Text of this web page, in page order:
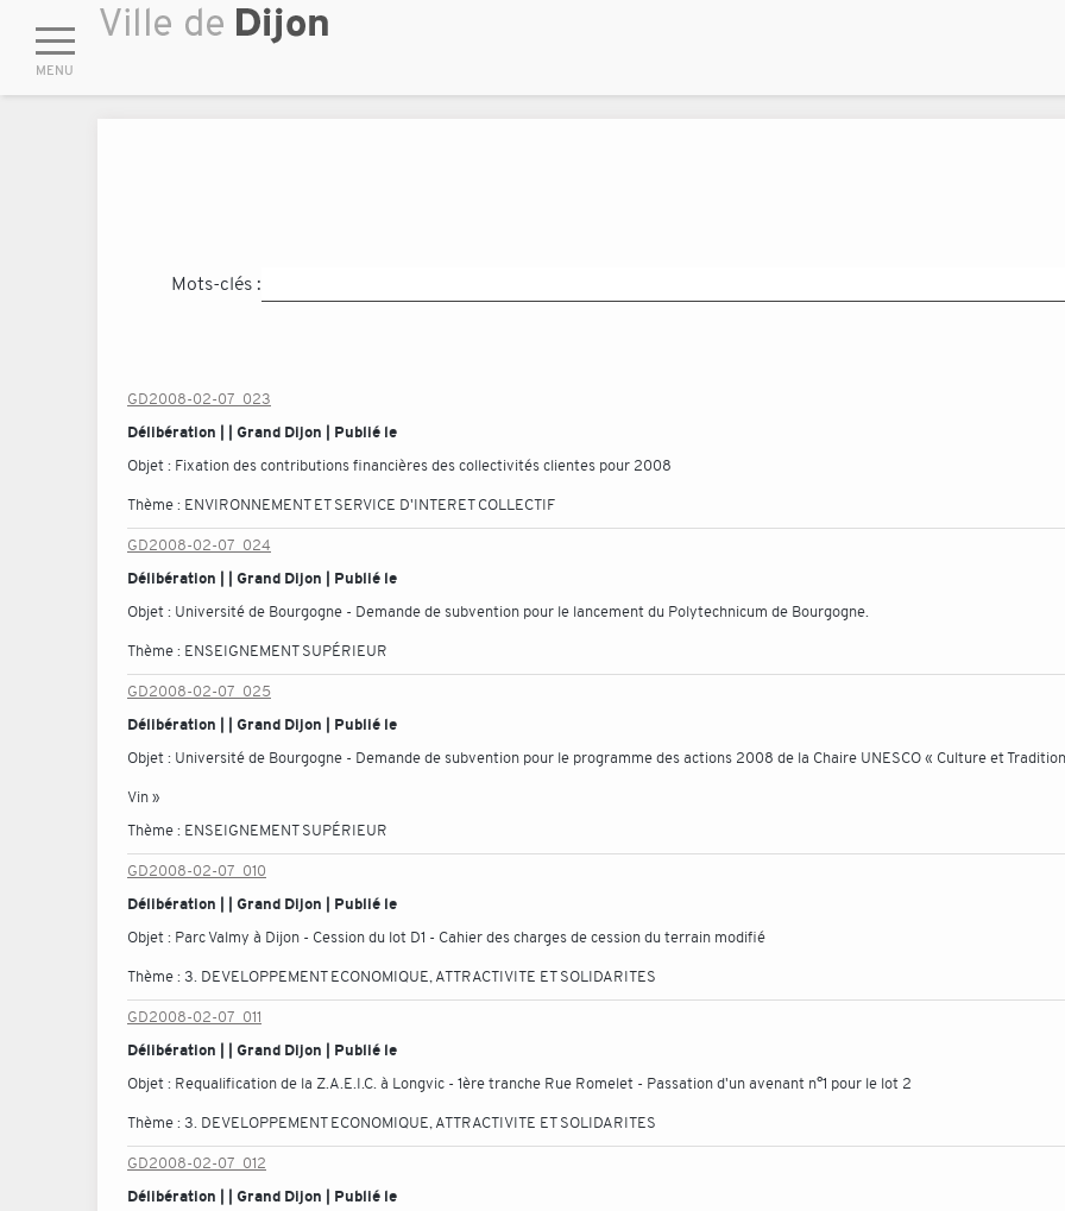
Mots-clés :
GD2008-02-07_023
Délibération | | Grand Dijon | Publié le
Objet : Fixation des contributions financières des collectivités clientes pour 2008
Thème : ENVIRONNEMENT ET SERVICE D'INTERET COLLECTIF
GD2008-02-07_024
Délibération | | Grand Dijon | Publié le
Objet : Université de Bourgogne - Demande de subvention pour le lancement du Polytechnicum de Bourgogne.
Thème : ENSEIGNEMENT SUPÉRIEUR
GD2008-02-07_025
Délibération | | Grand Dijon | Publié le
Objet : Université de Bourgogne - Demande de subvention pour le programme des actions 2008 de la Chaire UNESCO « Culture et
Vin »
Thème : ENSEIGNEMENT SUPÉRIEUR
GD2008-02-07_010
Délibération | | Grand Dijon | Publié le
Objet : Parc Valmy à Dijon - Cession du lot D1 - Cahier des charges de cession du terrain modifié
Thème :3. DEVELOPPEMENT ECONOMIQUE, ATTRACTIVITE ET SOLIDARITES
GD2008-02-07_011
Délibération | | Grand Dijon | Publié le
Objet : Requalification de la Z.A.E.I.C. à Longvic - 1ère tranche Rue Romelet - Passation d'un avenant n°1 pour le lot 2
Thème :3. DEVELOPPEMENT ECONOMIQUE, ATTRACTIVITE ET SOLIDARITES
GD2008-02-07_012
Délibération | | Grand Dijon | Publié le